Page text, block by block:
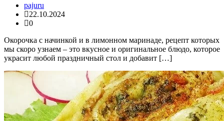
pajuru
22.10.2024
0
Окорочка с начинкой и в лимонном маринаде, рецепт которых
мы скоро узнаем – это вкусное и оригинальное блюдо, которое
украсит любой праздничный стол и добавит […]